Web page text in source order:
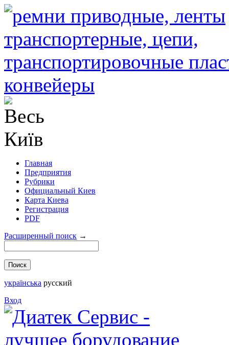
Главная
Предприятия
Рубрики
Официальный Киев
Карта Киева
Регистрация
PDF
Расширенный поиск →
українська русский
Вход